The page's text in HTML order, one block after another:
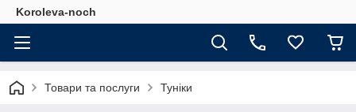
Koroleva-noch
Товари та послуги Туніки